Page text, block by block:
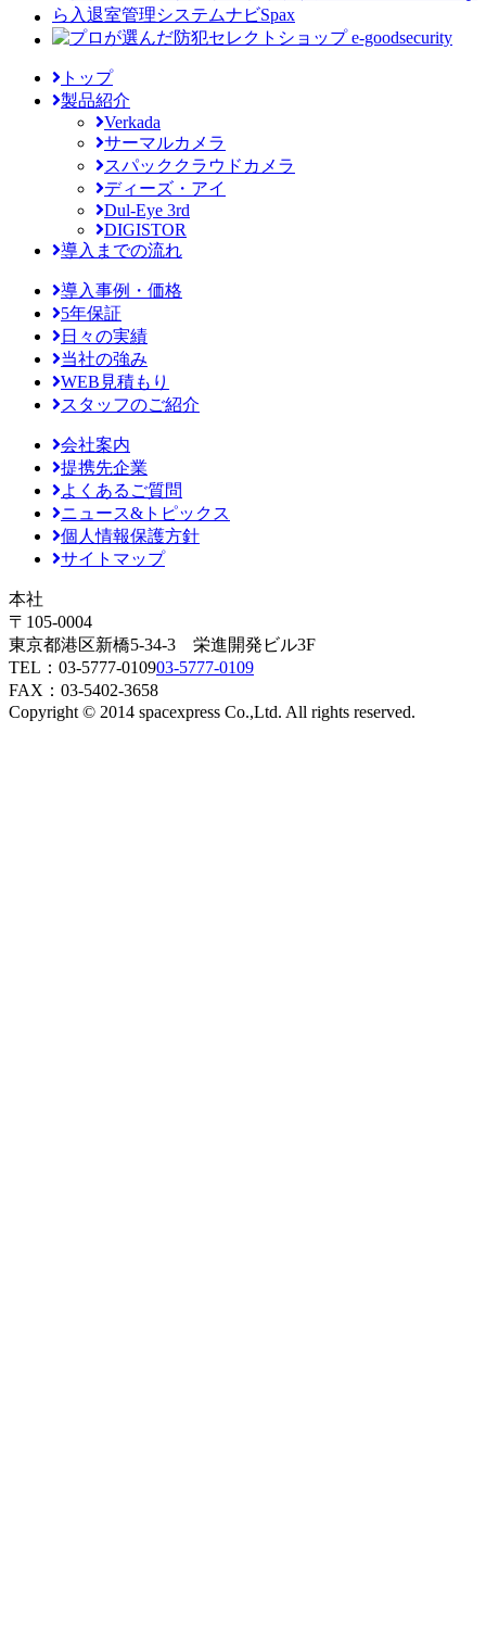
トップ
製品紹介
Verkada
サーマルカメラ
スパッククラウドカメラ
ディーズ・アイ
Dul-Eye 3rd
DIGISTOR
導入までの流れ
導入事例・価格
5年保証
日々の実績
当社の強み
WEB見積もり
スタッフのご紹介
会社案内
提携先企業
よくあるご質問
ニュース&トピックス
個人情報保護方針
サイトマップ
本社
〒105-0004
東京都港区新橋5-34-3 栄進開発ビル3F
TEL： 03-5777-010903-5777-0109
FAX：03-5402-3658
Copyright © 2014 spacexpress Co.,Ltd. All rights reserved.